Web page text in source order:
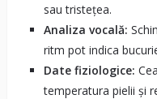
sau tristețea.
Analiza vocală:
ritm pot indica
Date fiziologice:
temperatura pielii și